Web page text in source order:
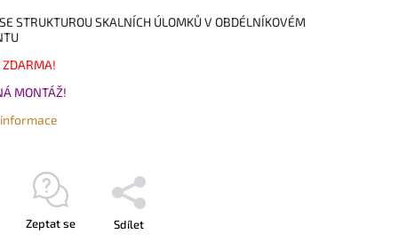
STRUKTUROU SKALNÍCH ÚLOMKŮ V OBDÉLNÍKOVÉM
ZDARMA!
MONTÁŽ!
Zeptat se Sdílet